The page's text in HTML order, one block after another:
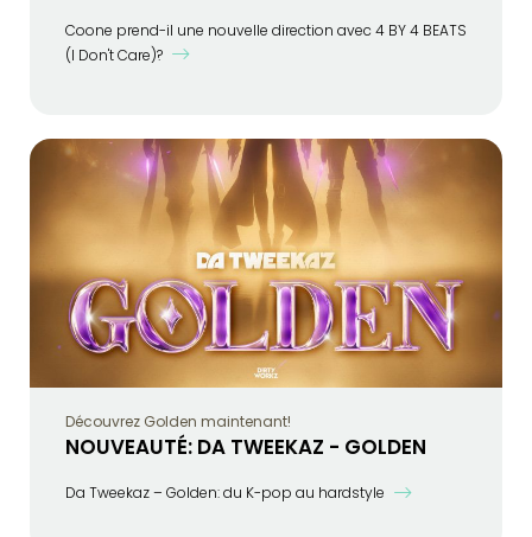
Coone prend-il une nouvelle direction avec 4 BY 4 BEATS
(I Don't Care)?
Découvrez Golden maintenant!
NOUVEAUTÉ: DA TWEEKAZ - GOLDEN
Da Tweekaz – Golden: du K-pop au hardstyle